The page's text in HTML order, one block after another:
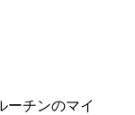
ーチンのマイ